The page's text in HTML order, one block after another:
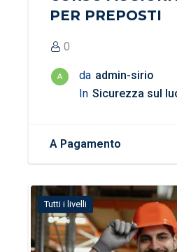
PER PREPOSTI
0
A da admin-sirio
In Sicurezza sul
A Pagamento
Tutti i livelli